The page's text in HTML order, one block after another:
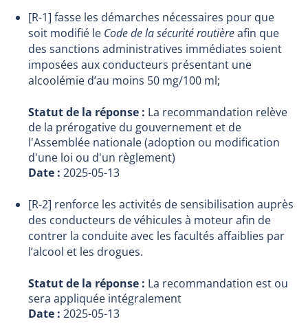
[R-1] fasse les démarches nécessaires pour que
soit modifié le Code de la sécurité routièreafin que
des sanctions administratives immédiates soient
imposées aux conducteurs présentant une
alcoolémie d’au moins 50 mg/100 ml;
Statut de la réponse : La recommandation relève
de la prérogative du gouvernement et de
l'Assemblée nationale (adoption ou modification
d'une loi ou d'un règlement)
Date :2025-05-13
[R-2] renforce les activités de sensibilisation auprès
des conducteurs de véhicules à moteur afin de
contrer la conduite avec les facultés affaiblies par
l’alcool et les drogues.
Statut de la réponse : La recommandation est ou
sera appliquée intégralement
Date :2025-05-13